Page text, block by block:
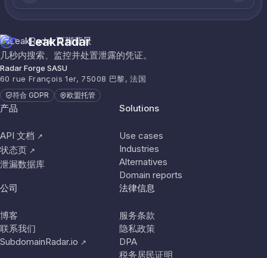
LeakRadar
几秒内搜索、监控并处置泄露的凭证。
Radar Forge SASU
60 rue François 1er, 75008 巴黎, 法国
符合 GDPR 欧盟托管
产品
API 文档 ↗
状态页 ↗
泄漏数据库
Solutions
Use cases
Industries
Alternatives
Domain reports
公司
博客
联系我们
SubdomainRadar.io ↗
法律信息
服务条款
隐私政策
DPA
税务居民证明